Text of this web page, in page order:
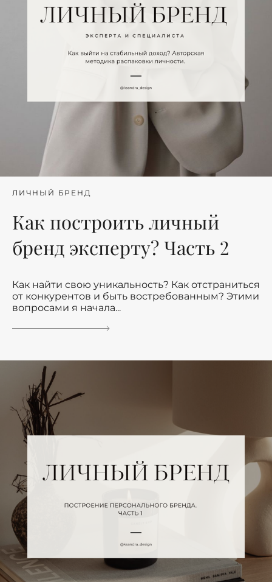
ЛИЧНЫЙ БРЕНД
Как построить личный
бренд эксперту? Часть 2
Как найти свою уникальность? Как отстраниться
от конкурентов и быть востребованным? Этими
вопросами я начала...